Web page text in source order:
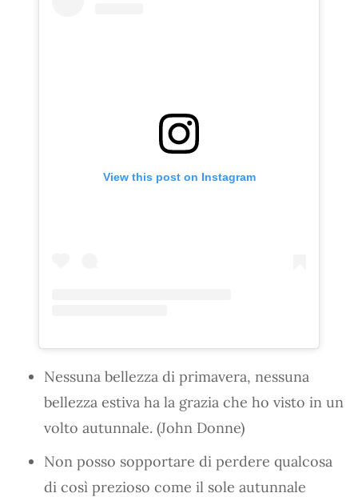
View this post on Instagram
Nessuna bellezza di primavera, nessuna
bellezza estiva ha la grazia che ho visto in un
volto autunnale. (John Donne)
Non posso sopportare di perdere qualcosa
di così prezioso come il sole autunnale